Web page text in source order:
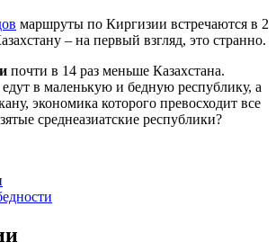
маршруты по Киргизии встречаются в 2
– на первый взгляд, это странно.
почти в 14 раз меньше Казахстана.
в маленькую и бедную республику, а
экономика которого превосходит все
среднеазиатские республики?